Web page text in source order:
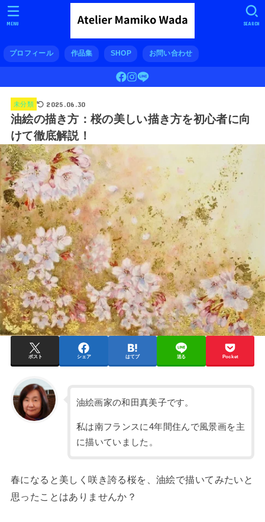
プロフィール 作品集 SHOP お問い合わせ
SEARCH
MENU
未分類 2025.06.30
油絵の描き方：桜の美しい描き方を初心者に向
けて徹底解説！
ポスト シェア はてブ 送る Pocket
油絵画家の和田真美子です。
私は南フランスに4年間住んで風景画を主
に描いていました。
春になると美しく咲き誇る桜を、油絵で描いてみたいと
思ったことはありませんか？